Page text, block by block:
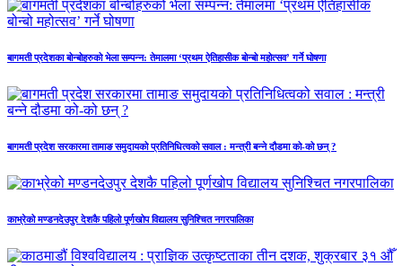
बागमती प्रदेशका बोन्बोहरुको भेला सम्पन्न: तेमालमा ‘प्रथम ऐतिहासीक बोन्बो महोत्सव’ गर्ने घोषणा
बागमती प्रदेश सरकारमा तामाङ समुदायको प्रतिनिधित्वको सवाल : मन्त्री बन्ने दौडमा को‐को छन् ?
काभ्रेको मण्डनदेउपुर देशकै पहिलो पूर्णखोप विद्यालय सुनिश्चित नगरपालिका